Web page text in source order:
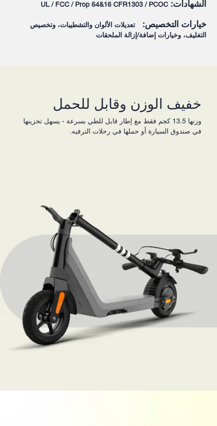
الشهادات: UL / FCC / Prop 64&16 CFR1303 / PCOC
خيارات التخصيص:
تعديلات الألوان والتشطيبات، وتخصيص
التغليف، وخيارات إضافة/إزالة الملحقات
خفيف الوزن وقابل للحمل
وزنها 13.5 كجم فقط مع إطار قابل للطي بسرعة - يسهل تخزينها
في صندوق السيارة أو حملها في رحلات الترفيه.